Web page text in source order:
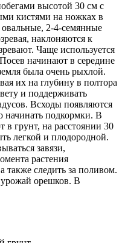
высотой 30 см с
кистями на ножках в
2-4-семянные
наклоняются к
Чаще используется
начинают в середине
была очень рыхлой.
их на глубину в полтора
и поддерживать
Всходы появляются
начинать подкормки. В
в грунт, на расстоянии 30
легкой и плодородной.
завязи,
растения
также следить за поливом.
орешков. В